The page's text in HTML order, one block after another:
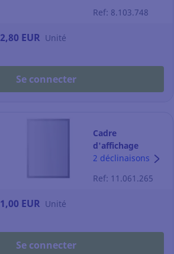
Ref: 8.103.748
EUR Unité
Se connecter
Cadre
d'affichage
Durable
A3 -
2 déclinaisons
Ref: 11.061.265
EUR Unité
Se connecter